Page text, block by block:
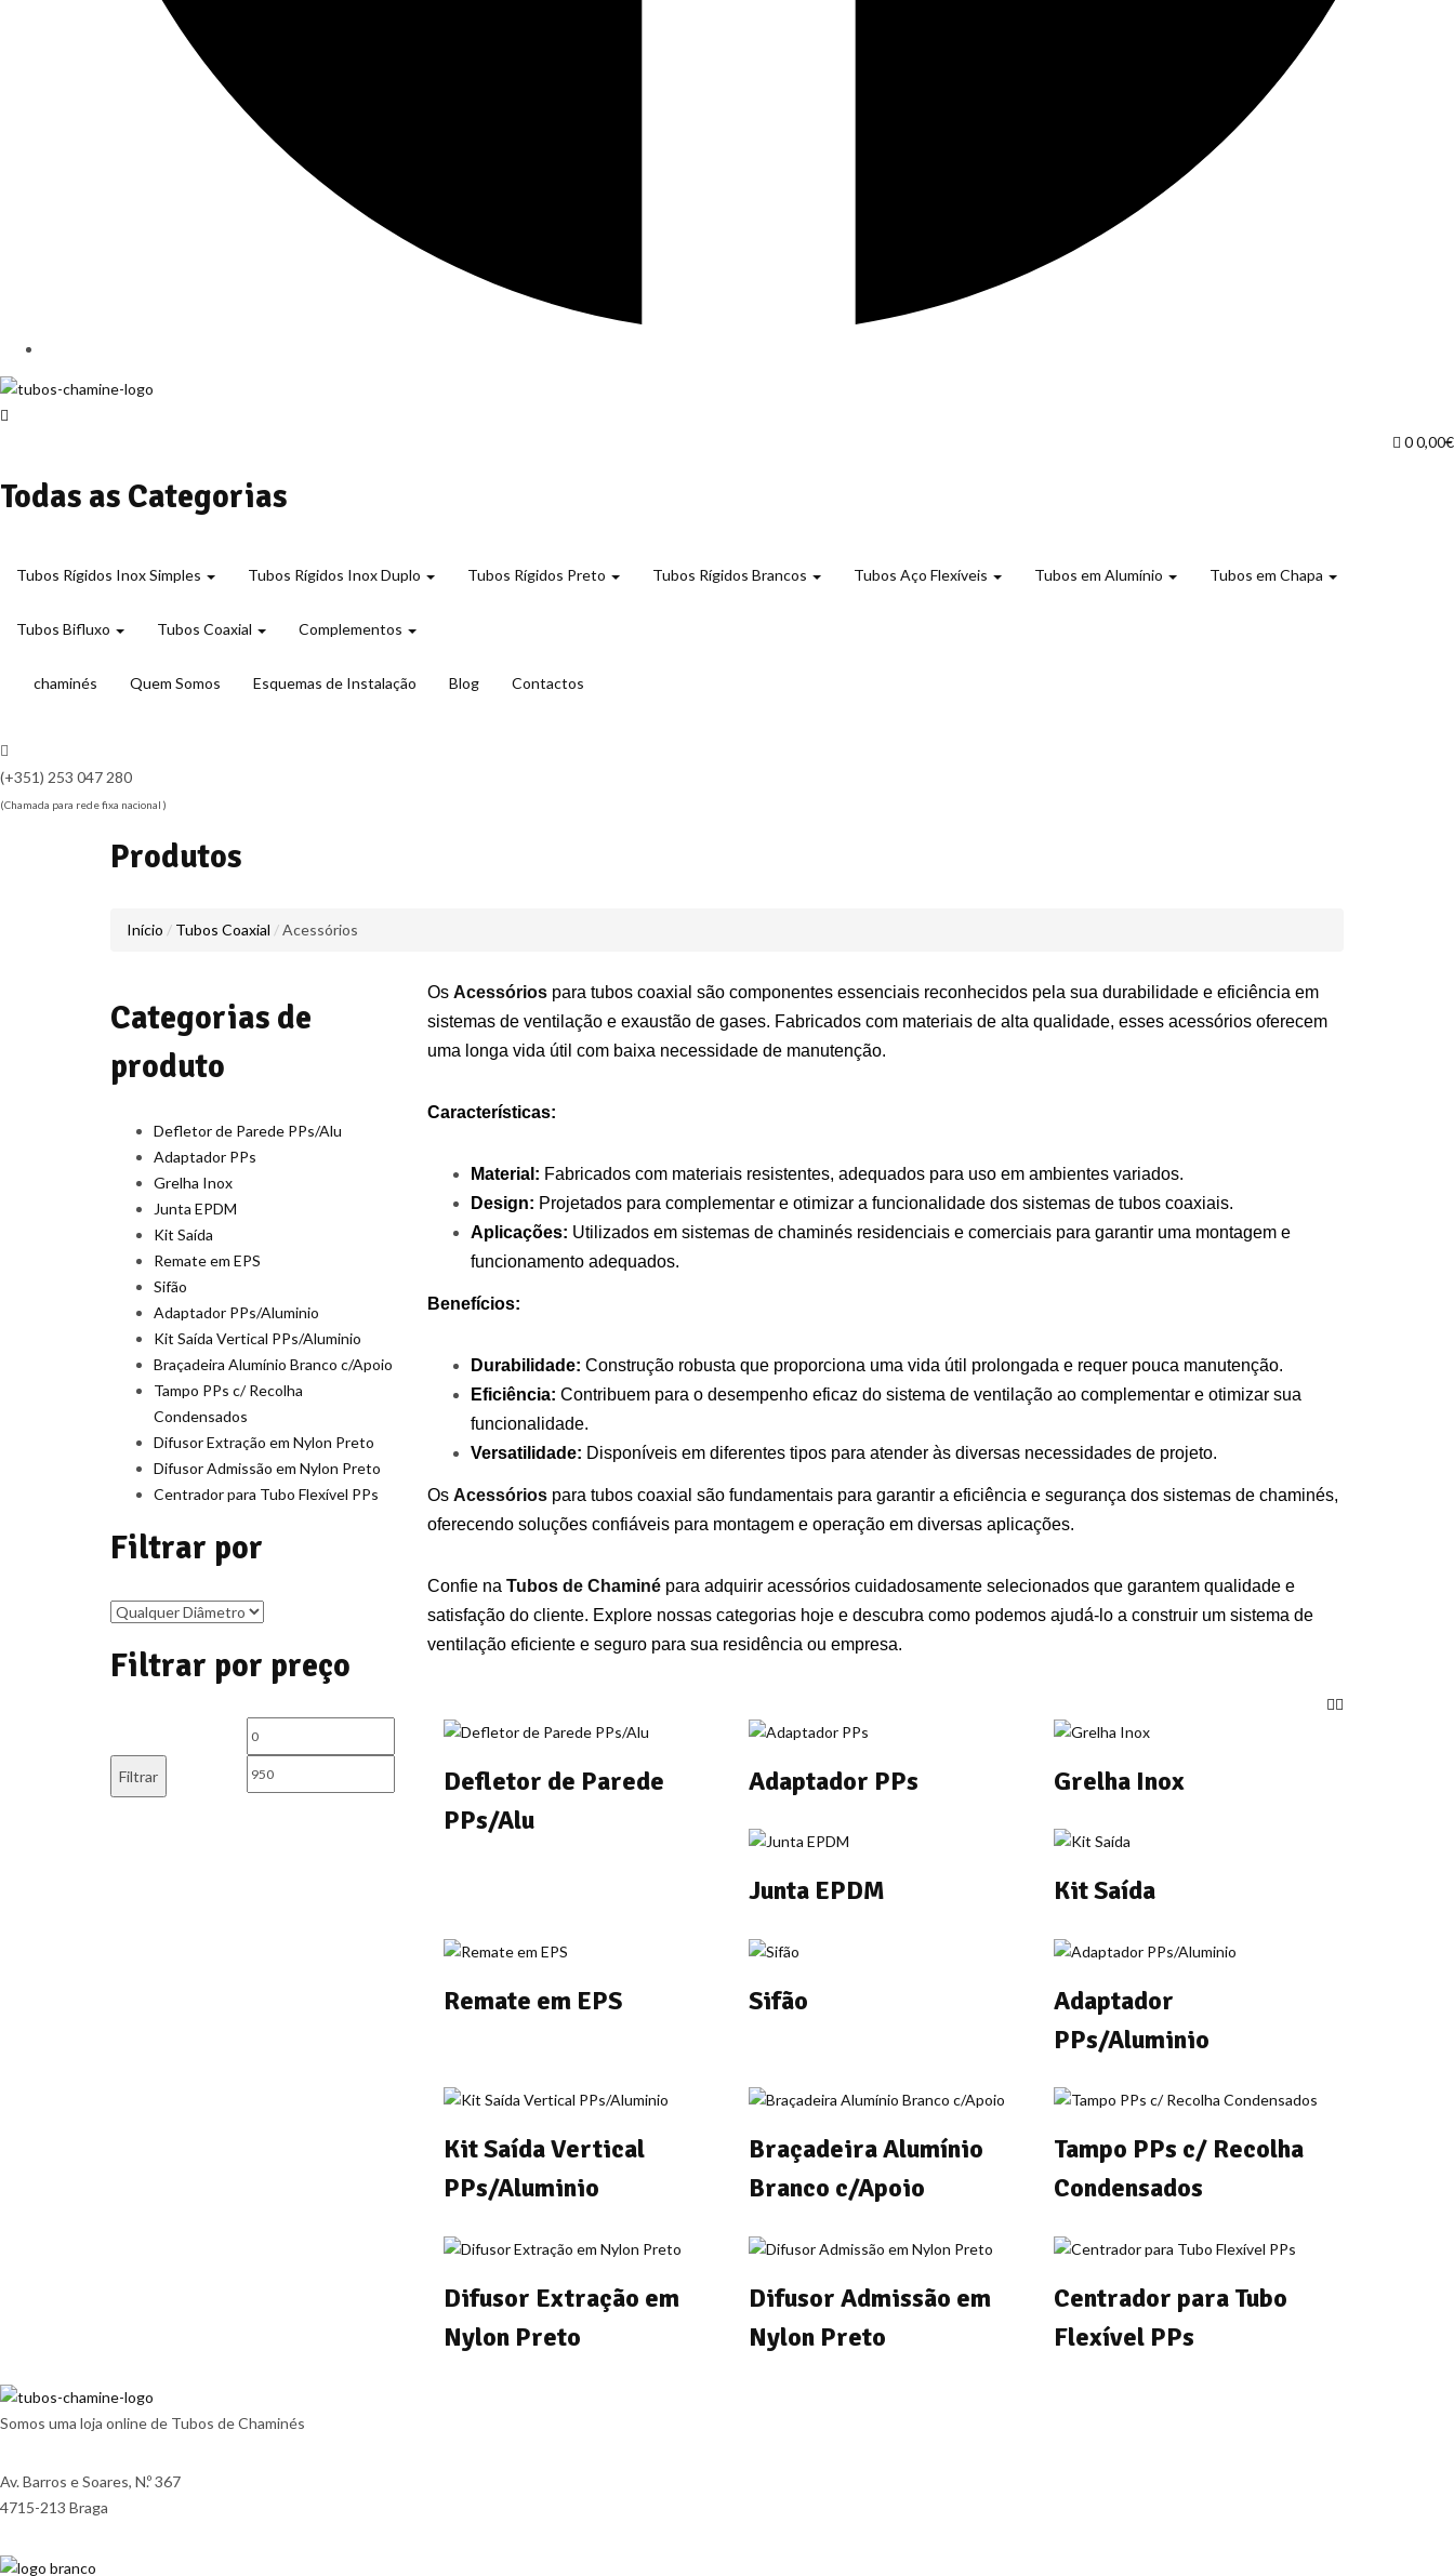
00,00€
Todas as Categorias
Tubos Rígidos Inox Simples Tubos Rígidos Inox Duplo Tubos Rígidos Preto Tubos Rígidos Brancos Tubos Aço Flexíveis Tubos em Alumínio Tubos em Chapa
Tubos Bifluxo Tubos Coaxial Complementos
chaminés Quem Somos Esquemas de Instalação Blog Contactos
(+351) 253 047 280
(Chamada para rede fixa nacional )
Produtos
Início Tubos Coaxial Acessórios
Categorias de
produto
Defletor de Parede PPs/Alu
Adaptador PPs
Grelha Inox
Junta EPDM
Kit Saída
Remate em EPS
Sifão
Adaptador PPs/Aluminio
Kit Saída Vertical PPs/Aluminio
Braçadeira Alumínio Branco c/Apoio
Tampo PPs c/ Recolha
Condensados
Difusor Extração em Nylon Preto
Difusor Admissão em Nylon Preto
Centrador para Tubo Flexível PPs
Filtrar por
Filtrar por preço
Preço
Filtrar
Os Acessórios para tubos coaxial são componentes essenciais reconhecidos pela sua durabilidade e eficiência em
sistemas de ventilação e exaustão de gases. Fabricados com materiais de alta qualidade, esses acessórios oferecem
uma longa vida útil com baixa necessidade de manutenção.
Características:
Material: Fabricados com materiais resistentes, adequados para uso em ambientes variados.
Design: Projetados para complementar e otimizar a funcionalidade dos sistemas de tubos coaxiais.
Aplicações: Utilizados em sistemas de chaminés residenciais e comerciais para garantir uma montagem e
funcionamento adequados.
Benefícios:
Durabilidade: Construção robusta que proporciona uma vida útil prolongada e requer pouca manutenção.
Eficiência: Contribuem para o desempenho eficaz do sistema de ventilação ao complementar e otimizar sua
funcionalidade.
Versatilidade: Disponíveis em diferentes tipos para atender às diversas necessidades de projeto.
Os Acessórios para tubos coaxial são fundamentais para garantir a eficiência e segurança dos sistemas de chaminés,
oferecendo soluções confiáveis para montagem e operação em diversas aplicações.
Confie na Tubos de Chaminépara adquirir acessórios cuidadosamente selecionados que garantem qualidade e
satisfação do cliente. Explore nossas categorias hoje e descubra como podemos ajudá-lo a construir um sistema de
ventilação eficiente e seguro para sua residência ou empresa.
Defletor de Parede
PPs/Alu
Adaptador PPs Grelha Inox
Junta EPDM Kit Saída
Remate em EPS Sifão
Adaptador
PPs/Aluminio
Kit Saída Vertical
PPs/Aluminio
Braçadeira Alumínio
Branco c/Apoio
Tampo PPs c/ Recolha
Condensados
Difusor Extração em
Nylon Preto
Difusor Admissão em
Nylon Preto
Centrador para Tubo
Flexível PPs
Somos uma loja online de Tubos de Chaminés
Av. Barros e Soares, N.º 367
4715-213 Braga